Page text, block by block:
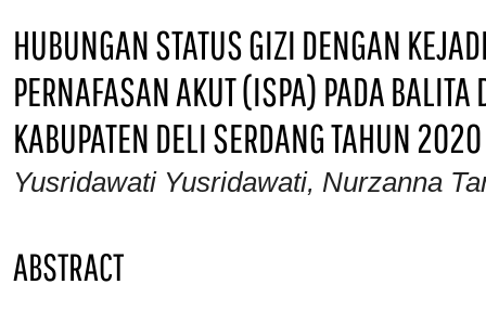
HUBUNGAN STATUS GIZI DENGAN
PERNAFASAN AKUT (ISPA) PADA
KABUPATEN DELI SERDANG TAHUN 2020
Yusridawati Yusridawati, Nurzanna
ABSTRACT